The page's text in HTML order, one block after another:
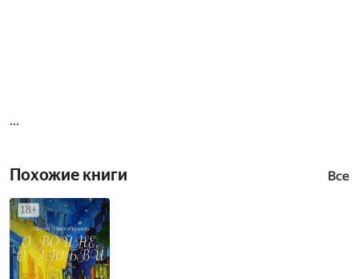
...
Похожие книги Все